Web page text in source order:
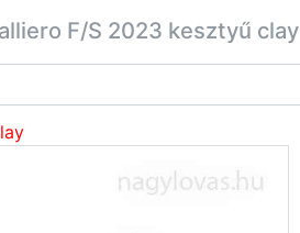
F/S 2023 kesztyű clay